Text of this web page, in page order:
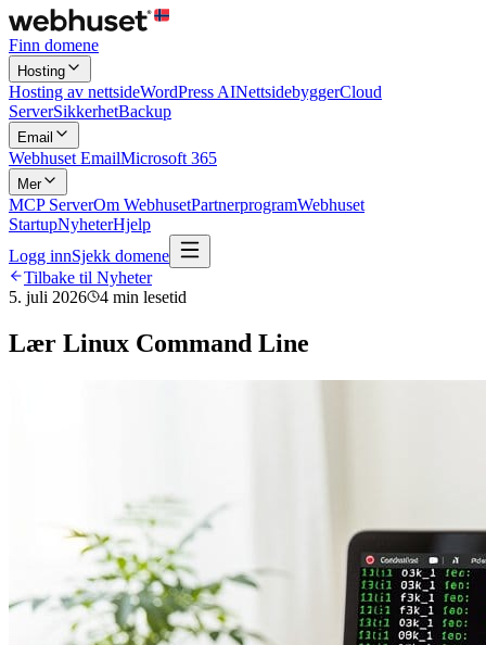
Finn domene
Hosting
Hosting av nettsideWordPress AINettsidebyggerCloud
ServerSikkerhetBackup
Email
Webhuset EmailMicrosoft 365
Mer
MCP ServerOm WebhusetPartnerprogramWebhuset
StartupNyheterHjelp
Logg innSjekk domene
Tilbake til Nyheter
5. juli 2026
4 min lesetid
Lær Linux Command Line